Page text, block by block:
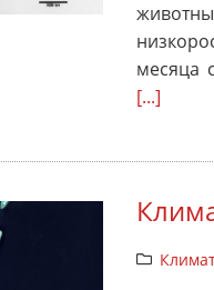
месяца
[...]